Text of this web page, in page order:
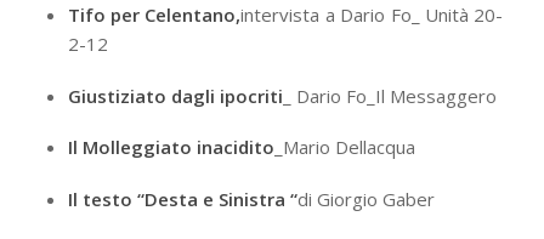
Tifo per Celentano,intervista a Dario Fo_ Unità 20-
2-12
Giustiziato dagli ipocriti _ Dario Fo_Il Messaggero
Il Molleggiato inacidito _Mario Dellacqua
Il testo “Desta e Sinistra “di Giorgio Gaber